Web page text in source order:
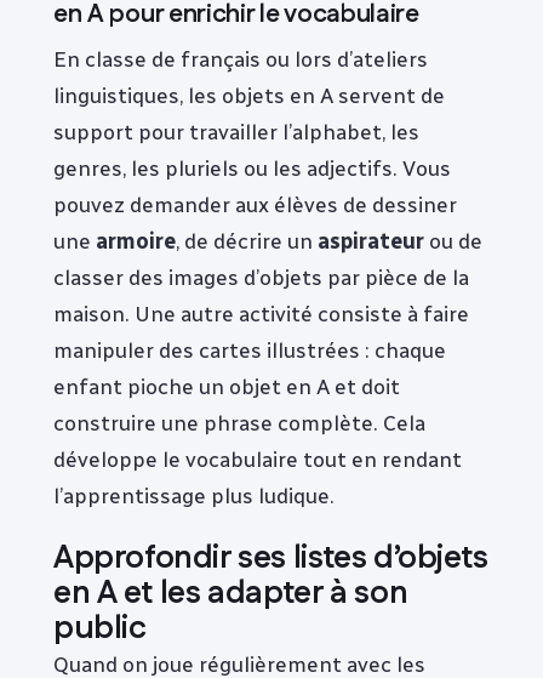
en A pour enrichir le vocabulaire
En classe de français ou lors d’ateliers
linguistiques, les objets en A servent de
support pour travailler l’alphabet, les
genres, les pluriels ou les adjectifs. Vous
pouvez demander aux élèves de dessiner
une armoire, de décrire un aspirateur ou de
classer des images d’objets par pièce de la
maison. Une autre activité consiste à faire
manipuler des cartes illustrées : chaque
enfant pioche un objet en A et doit
construire une phrase complète. Cela
développe le vocabulaire tout en rendant
l’apprentissage plus ludique.
Approfondir ses listes d’objets
en A et les adapter à son
public
Quand on joue régulièrement avec les